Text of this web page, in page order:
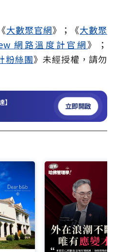
大數聚官網》；《大數聚
網路溫度計官網》；
粉絲團》未經授權，請勿
立即開啟